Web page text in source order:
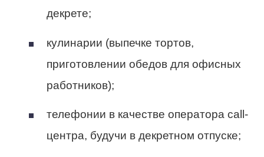
декрете;
кулинарии (выпечке тортов,
приготовлении обедов для офисных
работников);
телефонии в качестве оператора call-
центра, будучи в декретном отпуске;